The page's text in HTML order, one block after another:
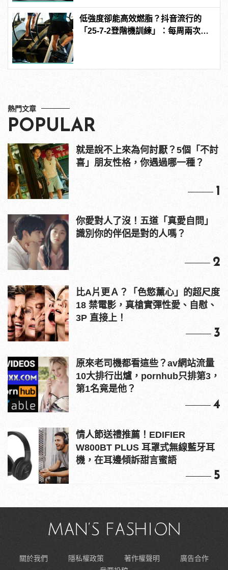
低強度卻能高效燃脂？抖音流行的
「25-7-2登階機訓練」：每周兩次即
熱門文章
POPULAR
就是說不上來為何討厭？5個「不討
喜」朋友性格，你遇過哪一種？
1
你愛對人了沒！五道「真愛自問」
識別你的伴侶是對的人嗎？
2
比A片更Ａ？「色慾薰心」的超尺度
18 禁電影，真槍實彈性愛、自慰、
3P 直接上！
3
原來老司機都看這些？av網站流量
10大排行出爐，pornhub只排第3，
第1名竟是他？
4
情人節送禮推薦！EDIFIER
W800BT PLUS 耳罩式無線藍牙耳
機，在耳邊傾訴甜言蜜語
5
關於我們 隱私權政策 著作權聲明
廣告合作